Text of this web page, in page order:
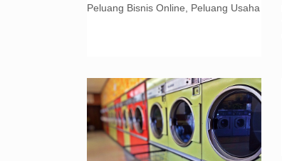
Peluang Bisnis Online, Peluang Usaha